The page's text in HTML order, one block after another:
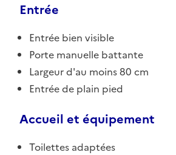
Entrée
Entrée bien visible
Porte manuelle battante
Largeur d'au moins 80 cm
Entrée de plain pied
Accueil et équipement
Toilettes adaptées